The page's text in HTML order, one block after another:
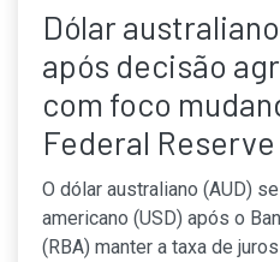
Dólar
após decisão
com foco
Federal Reserve
O dólar australiano (AUD)
americano (USD) após o
(RBA) manter a taxa de